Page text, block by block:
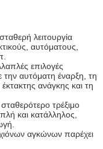
λειτουργία
αυτόματους,
επιλογές
την αυτόματη έναρξη, τη
ανάγκης και τη
τρέξιμο
και κατάλληλος,
αγκώνων παρέχει